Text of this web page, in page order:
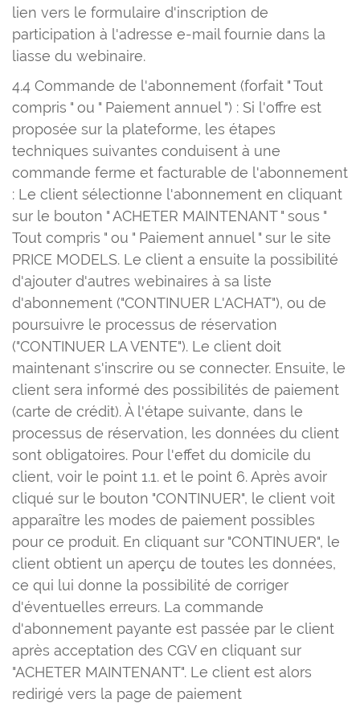
lien vers le formulaire d'inscription de
participation à l'adresse e-mail fournie dans la
liasse du webinaire.
4.4 Commande de l'abonnement (forfait " Tout
compris " ou " Paiement annuel ") : Si l'offre est
proposée sur la plateforme, les étapes
techniques suivantes conduisent à une
commande ferme et facturable de l'abonnement
: Le client sélectionne l'abonnement en cliquant
sur le bouton " ACHETER MAINTENANT " sous "
Tout compris " ou " Paiement annuel " sur le site
PRICE MODELS. Le client a ensuite la possibilité
d'ajouter d'autres webinaires à sa liste
d'abonnement ("CONTINUER L'ACHAT"), ou de
poursuivre le processus de réservation
("CONTINUER LA VENTE"). Le client doit
maintenant s'inscrire ou se connecter. Ensuite, le
client sera informé des possibilités de paiement
(carte de crédit). À l'étape suivante, dans le
processus de réservation, les données du client
sont obligatoires. Pour l'effet du domicile du
client, voir le point 1.1. et le point 6. Après avoir
cliqué sur le bouton "CONTINUER", le client voit
apparaître les modes de paiement possibles
pour ce produit. En cliquant sur "CONTINUER", le
client obtient un aperçu de toutes les données,
ce qui lui donne la possibilité de corriger
d'éventuelles erreurs. La commande
d'abonnement payante est passée par le client
après acceptation des CGV en cliquant sur
"ACHETER MAINTENANT". Le client est alors
redirigé vers la page de paiement